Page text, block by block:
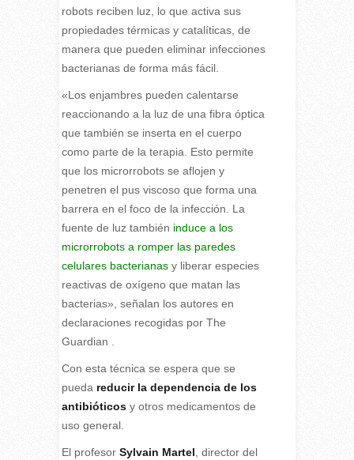
robots reciben luz, lo que activa sus
propiedades térmicas y catalíticas, de
manera que pueden eliminar infecciones
bacterianas de forma más fácil.
«Los enjambres pueden calentarse
reaccionando a la luz de una fibra óptica
que también se inserta en el cuerpo
como parte de la terapia. Esto permite
que los microrrobots se aflojen y
penetren el pus viscoso que forma una
barrera en el foco de la infección. La
fuente de luz también induce a los
microrrobots a romper las paredes
celulares bacterianasy liberar especies
reactivas de oxígeno que matan las
bacterias», señalan los autores en
declaraciones recogidas por The
Guardian .
Con esta técnica se espera que se
pueda reducir la dependencia de los
antibióticosy otros medicamentos de
uso general.
El profesor Sylvain Martel , director del